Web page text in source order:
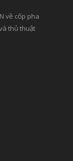
về cốp pha
thủ thuật